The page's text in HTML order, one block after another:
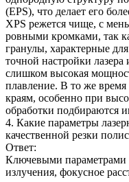
(EPS), что делает его
XPS режется чище, с
ровными кромками, так
гранулы, характерные
точной настройки
слишком высокая
плавление. В то же
краям, особенно при
обработки подбираются
4. Какие параметры
качественной резки
Ответ:
Ключевыми параметрами
излучения, фокусное